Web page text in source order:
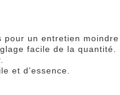
pour un entretien
facile de la quantité.
et d’essence.